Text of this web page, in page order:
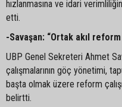
hızlanmasına ve idari
etti.
-Savaşan: “Ortak akıl
UBP Genel Sekreteri Ahmet
çalışmalarının göç yönetimi,
başta olmak üzere reform
belirtti.